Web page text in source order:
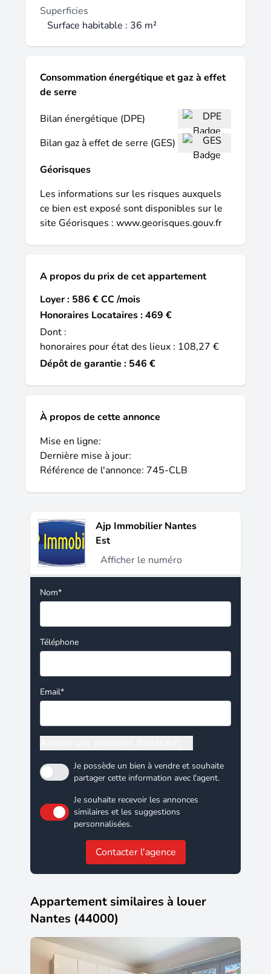
Superficies
Surface habitable : 36 m²
Consommation énergétique et gaz à effet
de serre
Bilan énergétique (DPE)
Bilan gaz à effet de serre (GES)
Géorisques
Les informations sur les risques auxquels
ce bien est exposé sont disponibles sur le
site Géorisques : www.georisques.gouv.fr
A propos du prix de cet appartement
Loyer : 586 € CC /mois
Honoraires Locataires : 469 €
Dont :
honoraires pour état des lieux : 108,27 €
Dépôt de garantie : 546 €
À propos de cette annonce
Mise en ligne:
Dernière mise à jour:
Référence de l'annonce: 745-CLB
Ajp Immobilier Nantes
Est
Afficher le numéro
Nom*
Téléphone
Email*
Je possède un bien à vendre et souhaite
partager cette information avec l'agent.
Je souhaite recevoir les annonces
similaires et les suggestions
personnalisées.
Contacter l'agence
Appartement similaires à louer
Nantes (44000)